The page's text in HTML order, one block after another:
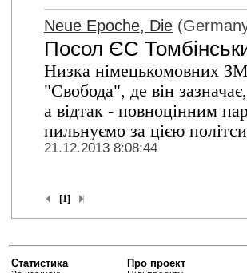
Neue Epoche, Die
Посол ЄС
Низка німецькомовних
"Свобода", де він
а відтак - повноцінним
пильнуємо за цією
21.12.2013 8:08:44
[1]
Статистика Про проект